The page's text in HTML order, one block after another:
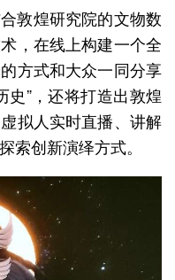
敦煌研究院的文物数
，在线上构建一个全
方式和大众一同分享
史”，还将打造出敦煌
拟人实时直播、讲解
索创新演绎方式。